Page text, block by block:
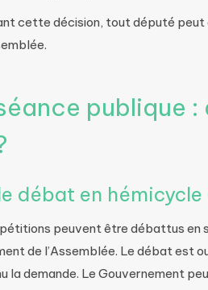
cette décision, tout député
publique
débat en hémicycle
peuvent être débattus en
de l’Assemblée. Le débat est
la demande. Le Gouvernement